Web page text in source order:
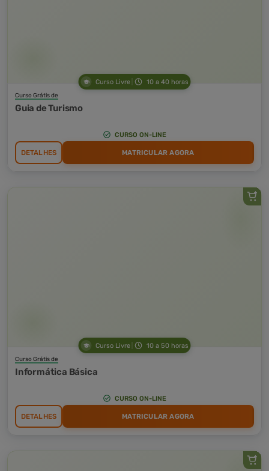
Curso Livre 10 a 40 horas
Curso Grátis de
Guia de Turismo
CURSO ON-LINE
DETALHES MATRICULAR AGORA
Curso Livre 10 a 50 horas
Curso Grátis de
Informática Básica
CURSO ON-LINE
DETALHES MATRICULAR AGORA